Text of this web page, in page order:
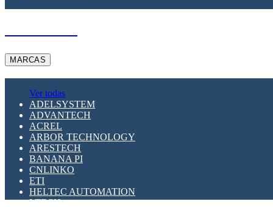
MARCAS
Ver todas
ADELSYSTEM
ADVANTECH
ACREL
ARBOR TECHNOLOGY
ARESTECH
BANANA PI
CNLINKO
ETI
HELTEC AUTOMATION
LTECH